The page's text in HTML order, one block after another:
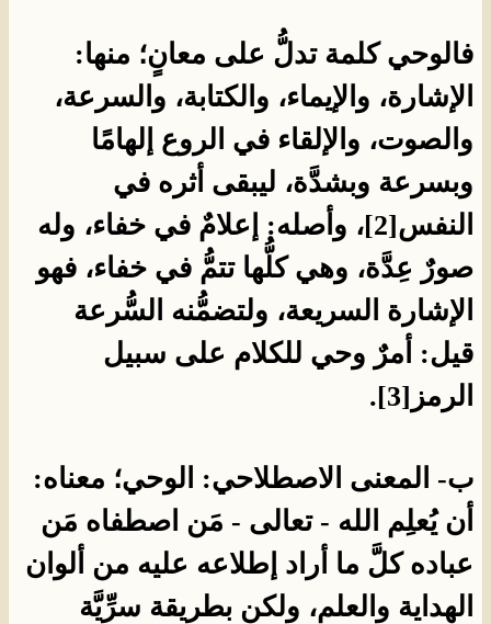
فالوحي كلمة تدلُّ على معانٍ؛ منها:
الإشارة، والإيماء، والكتابة، والسرعة،
والصوت، والإلقاء في الروع إلهامًا
وبسرعة وبشدَّة، ليبقى أثره في
النفس[2]، وأصله: إعلامٌ في خفاء، وله
صورٌ عِدَّة، وهي كلُّها تتمُّ في خفاء، فهو
الإشارة السريعة، ولتضمُّنه السُّرعة
قيل: أمرٌ وحي للكلام على سبيل
الرمز[3].
ب- المعنى الاصطلاحي: الوحي؛ معناه:
أن يُعلِم الله - تعالى - مَن اصطفاه مَن
عباده كلَّ ما أراد إطلاعه عليه من ألوان
الهداية والعلم، ولكن بطريقة سرِّيَّة